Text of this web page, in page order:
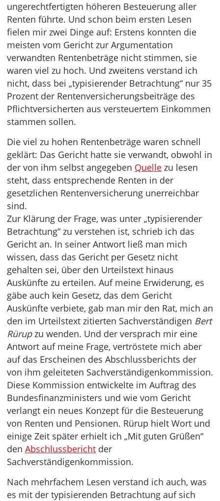
ungerechtfertigten höheren Besteuerung aller
Renten führte. Und schon beim ersten Lesen
fielen mir zwei Dinge auf: Erstens konnten die
meisten vom Gericht zur Argumentation
verwandten Rentenbeträge nicht stimmen, sie
waren viel zu hoch. Und zweitens verstand ich
nicht, dass bei „typisierender Betrachtung“ nur 35
Prozent der Rentenversicherungsbeiträge des
Pflichtversicherten aus versteuertem Einkommen
stammen sollen.
Die viel zu hohen Rentenbeträge waren schnell
geklärt: Das Gericht hatte sie verwandt, obwohl in
der von ihm selbst angegeben Quelle zu lesen
steht, dass entsprechende Renten in der
gesetzlichen Rentenversicherung unerreichbar
sind.
Zur Klärung der Frage, was unter „typisierender
Betrachtung“ zu verstehen ist, schrieb ich das
Gericht an. In seiner Antwort ließ man mich
wissen, dass das Gericht per Gesetz nicht
gehalten sei, über den Urteilstext hinaus
Auskünfte zu erteilen. Auf meine Erwiderung, es
gäbe auch kein Gesetz, das dem Gericht
Auskünfte verbiete, gab man mir den Rat, mich an
den im Urteilstext zitierten Sachverständigen Bert
Rürupzu wenden. Und der versprach mir eine
Antwort auf meine Frage, vertröstete mich aber
auf das Erscheinen des Abschlussberichts der
von ihm geleiteten Sachverständigenkommission.
Diese Kommission entwickelte im Auftrag des
Bundesfinanzministers und wie vom Gericht
verlangt ein neues Konzept für die Besteuerung
von Renten und Pensionen. Rürup hielt Wort und
einige Zeit später erhielt ich „Mit guten Grüßen“
den Abschlussbericht der
Sachverständigenkommission.
Nach mehrfachem Lesen verstand ich auch, was
es mit der typisierenden Betrachtung auf sich